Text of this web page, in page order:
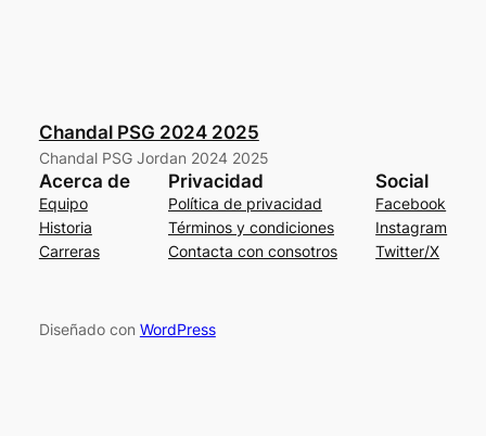
Chandal PSG 2024 2025
Chandal PSG Jordan 2024 2025
Acerca de
Equipo
Historia
Carreras
Privacidad
Política de privacidad
Términos y condiciones
Contacta con consotros
Social
Facebook
Instagram
Twitter/X
Diseñado con WordPress